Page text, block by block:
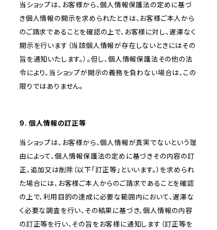
当ショップは、お客様から、個人情報保護法の定めに基づ
き個人情報の開示を求められたときは、お客様ご本人から
のご請求であることを確認の上で、お客様に対し、遅滞なく
開示を行います（当該個人情報が存在しないときにはその
旨を通知いたします。）。但し、個人情報保護法その他の法
令により、当ショップが開示の義務を負わない場合は、この
限りではありません。
9. 個人情報の訂正等
当ショップは、お客様から、個人情報が真実でないという理
由によって、個人情報保護法の定めに基づきその内容の訂
正、追加又は削除（以下「訂正等」といいます。）を求められ
た場合には、お客様ご本人からのご請求であることを確認
の上で、利用目的の達成に必要な範囲内において、遅滞な
く必要な調査を行い、その結果に基づき、個人情報の内容
の訂正等を行い、その旨をお客様に通知します（訂正等を